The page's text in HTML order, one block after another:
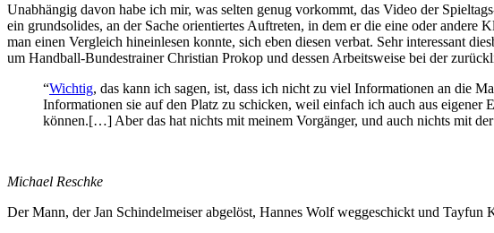
Unabhängig davon habe ich mir, was selten genug vorkommt, das Video der
ein grundsolides, an der Sache orientiertes Auftreten, in dem er die eine oder
man einen Vergleich hineinlesen konnte, sich eben diesen verbat. Sehr interessant
um Handball-Bundestrainer Christian Prokop und dessen Arbeitsweise bei der
“Wichtig, das kann ich sagen, ist, dass ich nicht zu viel Informationen an die
Informationen sie auf den Platz zu schicken, weil einfach ich auch aus
können.[…] Aber das hat nichts mit meinem Vorgänger, und auch nichts mit
Michael Reschke
Der Mann, der Jan Schindelmeiser abgelöst, Hannes Wolf weggeschickt und